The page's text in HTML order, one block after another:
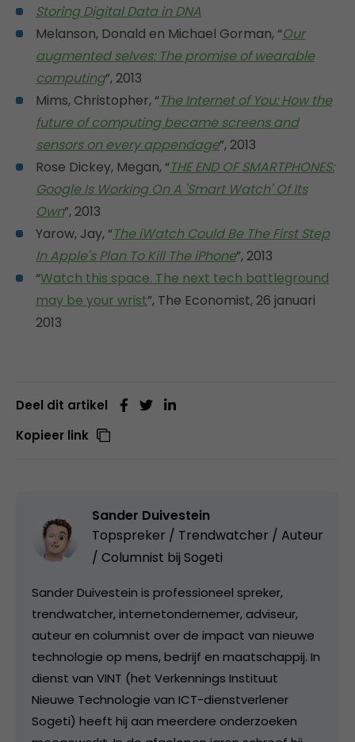
Storing Digital Data in DNA
Melanson, Donald en Michael Gorman, “Our
augmented selves: The promise of wearable
computing”, 2013
Mims, Christopher, “The Internet of You: How the
future of computing became screens and
sensors on every appendage”, 2013
Rose Dickey, Megan, “THE END OF SMARTPHONES:
Google Is Working On A 'Smart Watch' Of Its
Own”, 2013
Yarow, Jay, “The iWatch Could Be The First Step
In Apple's Plan To Kill The iPhone”, 2013
“Watch this space. The next tech battleground
may be your wrist”, The Economist, 26 januari
2013
Deel dit artikel
Kopieer link
Sander Duivestein
Topspreker / Trendwatcher / Auteur
/ Columnist bij Sogeti
Sander Duivestein is professioneel spreker,
trendwatcher, internetondernemer, adviseur,
auteur en columnist over de impact van nieuwe
technologie op mens, bedrijf en maatschappij. In
dienst van VINT (het Verkennings Instituut
Nieuwe Technologie van ICT-dienstverlener
Sogeti) heeft hij aan meerdere onderzoeken